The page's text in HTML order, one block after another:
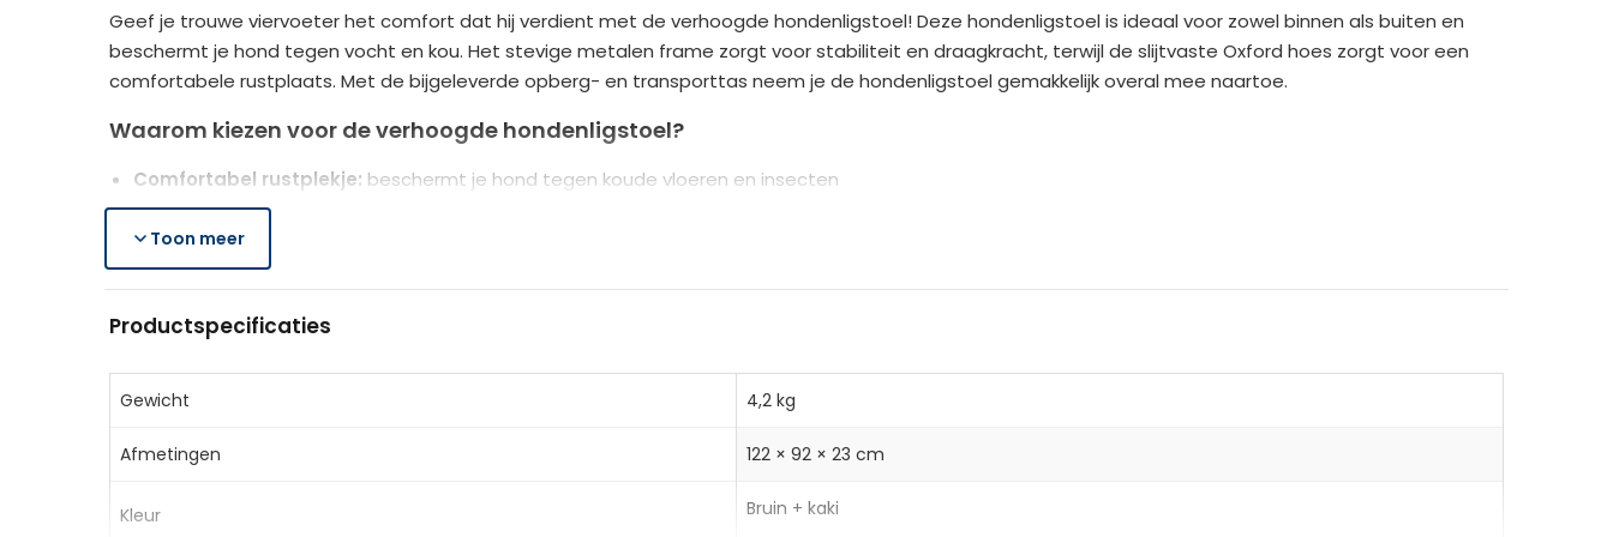
r
n
a
v
Geef je trouwe viervoeter het comfort dat hij verdient met de verhoogde hondenligstoel! Deze hondenligstoel is ideaal voor zowel binnen als buiten en
beschermt je hond tegen vocht en kou. Het stevige metalen frame zorgt voor stabiliteit en draagkracht, terwijl de slijtvaste Oxford hoes zorgt voor een
comfortabele rustplaats. Met de bijgeleverde opberg- en transporttas neem je de hondenligstoel gemakkelijk overal mee naartoe.
Waarom kiezen voor de verhoogde hondenligstoel?
Comfortabel rustplekje: beschermt je hond tegen koude vloeren en insecten
Stevig en duurzaam:
Makkelijk in gebruik:
Productspecificaties
Materiaal:Metaal, Oxford, textline stof
Kleur:Donkerblauw en zwart
Afmetingen:
1 x Hondenligstoel
Toon meer
Productspecificaties
Gewicht 4,2 kg
Afmetingen 122 × 92 × 23 cm
Kleur Bruin + kaki